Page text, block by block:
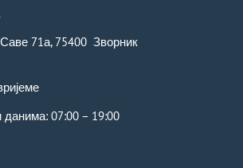
71а, 75400 Зворник
07:00 – 19:00